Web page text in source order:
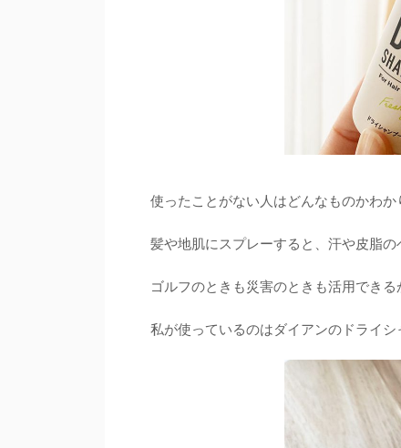
使ったことがない人はどんなものかわか
髪や地肌にスプレーすると、汗や皮脂
ゴルフのときも災害のときも活用でき
私が使っているのはダイアンのドライシ